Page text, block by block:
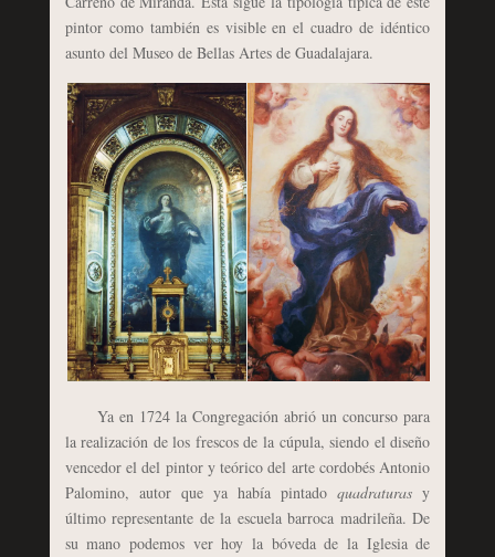
pintor como también es visible en el cuadro de idéntico
asunto del Museo de Bellas Artes de Guadalajara.
Ya en 1724 la Congregación abrió un concurso para
la realización de los frescos de la cúpula, siendo el diseño
vencedor el del pintor y teórico del arte cordobés Antonio
Palomino, autor que ya había pintadoquadraturas y
último representante de la escuela barroca madrileña. De
su mano podemos ver hoy la bóveda de la Iglesia de